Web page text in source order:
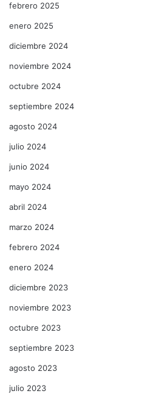
febrero 2025
enero 2025
diciembre 2024
noviembre 2024
octubre 2024
septiembre 2024
agosto 2024
julio 2024
junio 2024
mayo 2024
abril 2024
marzo 2024
febrero 2024
enero 2024
diciembre 2023
noviembre 2023
octubre 2023
septiembre 2023
agosto 2023
julio 2023